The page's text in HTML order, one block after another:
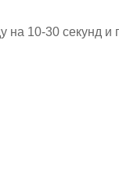
на 10-30 секунд